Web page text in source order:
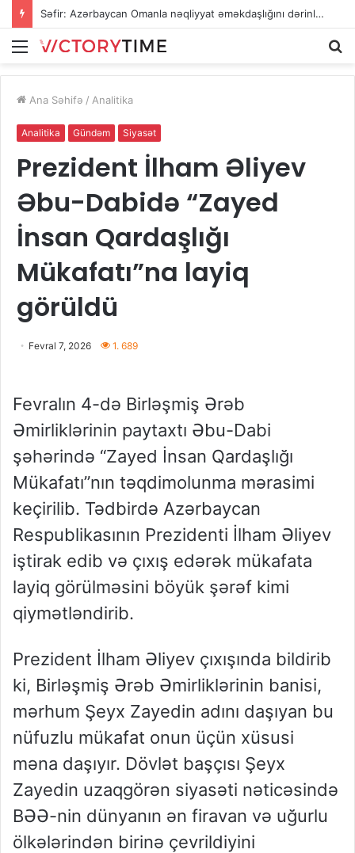
Səfir: Azərbaycan Omanla nəqliyyat əməkdaşlığını dərinləşdirməyə hazırdır
Menu
Ana Səhifə / Analitika
Analitika Gündəm Siyasət
Prezident İlham Əliyev
Əbu-Dabidə “Zayed
İnsan Qardaşlığı
Mükafatı”na layiq
görüldü
Fevral 7, 2026 1. 689
Fevralın 4-də Birləşmiş Ərəb
Əmirliklərinin paytaxtı Əbu-Dabi
şəhərində “Zayed İnsan Qardaşlığı
Mükafatı”nın təqdimolunma mərasimi
keçirilib. Tədbirdə Azərbaycan
Respublikasının Prezidenti İlham Əliyev
iştirak edib və çıxış edərək mükafata
layiq görülməsini böyük şərəf kimi
qiymətləndirib.
Prezident İlham Əliyev çıxışında bildirib
ki, Birləşmiş Ərəb Əmirliklərinin banisi,
mərhum Şeyx Zayedin adını daşıyan bu
nüfuzlu mükafat onun üçün xüsusi
məna daşıyır. Dövlət başçısı Şeyx
Zayedin uzaqgörən siyasəti nəticəsində
BƏƏ-nin dünyanın ən firavan və uğurlu
ölkələrindən birinə çevrildiyini